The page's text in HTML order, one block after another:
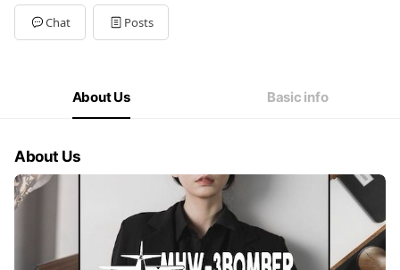
Chat Posts
About Us Basic info
About Us